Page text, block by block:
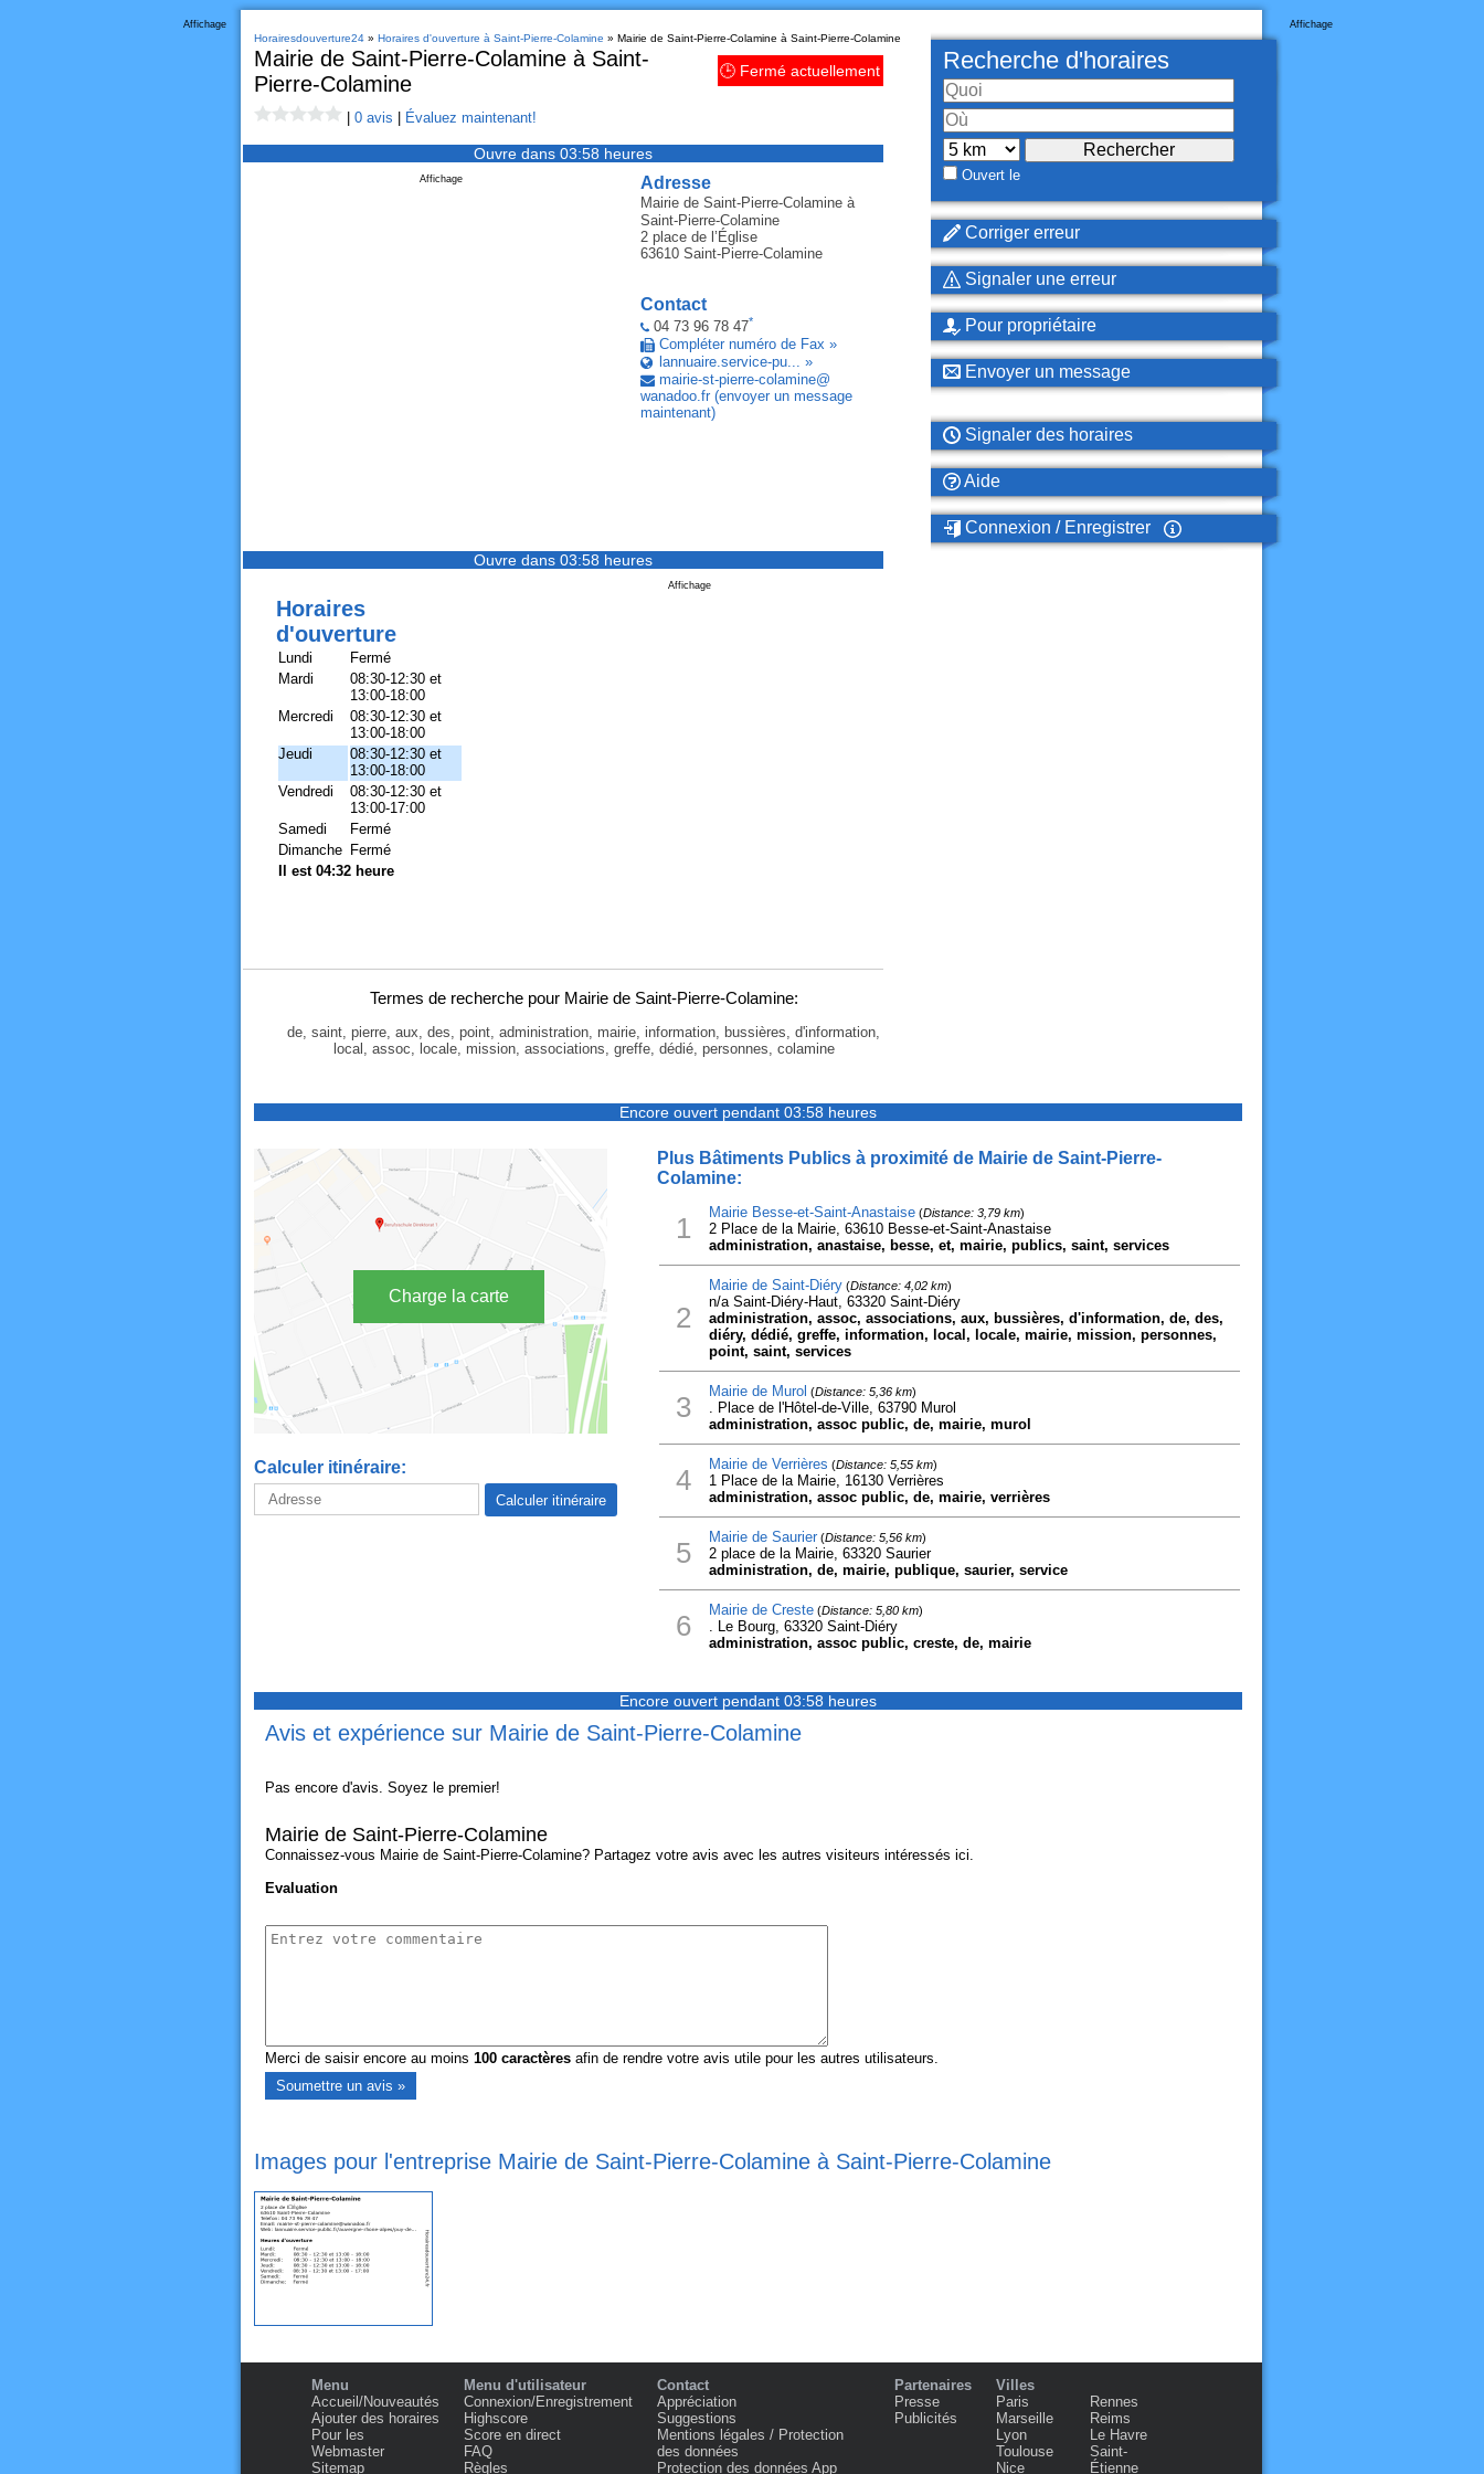
Affichage
Horairesdouverture24» Horaires d'ouverture à Saint-Pierre-Colamine » Mairie de Saint-Pierre-Colamine à Saint-Pierre-Colamine
Mairie de Saint-Pierre-Colamine à Saint-
Pierre-Colamine
🕒 Fermé actuellement
0 avis Évaluez maintenant!
Ouvre dans 03:58 heures
Adresse
Mairie de Saint-Pierre-Colamineà
Saint-Pierre-Colamine
2 place de l’Église
63610 Saint-Pierre-Colamine
Contact
04 73 96 78 47*
Compléter numéro de Fax »
lannuaire.service-pu... »
mairie-st-pierre-colamine@
wanadoo.fr (envoyer un message
maintenant)
Affichage
Ouvre dans 03:58 heures
Affichage
Horaires
d'ouverture
Lundi
Fermé
Mardi
08:30-12:30 et
13:00-18:00
Mercredi
08:30-12:30 et
13:00-18:00
Jeudi
08:30-12:30 et
13:00-18:00
Vendredi
08:30-12:30 et
13:00-17:00
Samedi
Fermé
Dimanche
Fermé
Il est 04:32 heure
Termes de recherche pour Mairie de Saint-Pierre-Colamine:
de, saint, pierre, aux, des, point, administration, mairie, information, bussières, d'information,
local, assoc, locale, mission, associations, greffe, dédié, personnes, colamine
Affichage
Recherche d'horaires
Ouvert le
Corriger erreur
Signaler une erreur
Pour propriétaire
Envoyer un message
Signaler des horaires
Aide
Connexion / Enregistrer
Encore ouvert pendant 03:58 heures
Charge la carte
Calculer itinéraire:
Plus Bâtiments Publics à proximité de Mairie de Saint-Pierre-
Colamine:
1 Mairie Besse-et-Saint-Anastaise(Distance: 3,79 km)
2 Place de la Mairie, 63610 Besse-et-Saint-Anastaise
administration, anastaise, besse, et, mairie, publics, saint, services
2
Mairie de Saint-Diéry(Distance: 4,02 km)
n/a Saint-Diéry-Haut, 63320 Saint-Diéry
administration, assoc, associations, aux, bussières, d'information, de, des,
diéry, dédié, greffe, information, local, locale, mairie, mission, personnes,
point, saint, services
3 Mairie de Murol (Distance: 5,36 km)
. Place de l'Hôtel-de-Ville, 63790 Murol
administration, assoc public, de, mairie, murol
4 Mairie de Verrières (Distance: 5,55 km)
1 Place de la Mairie, 16130 Verrières
administration, assoc public, de, mairie, verrières
5 Mairie de Saurier(Distance: 5,56 km)
2 place de la Mairie, 63320 Saurier
administration, de, mairie, publique, saurier, service
6 Mairie de Creste(Distance: 5,80 km)
. Le Bourg, 63320 Saint-Diéry
administration, assoc public, creste, de, mairie
Encore ouvert pendant 03:58 heures
Avis et expérience sur Mairie de Saint-Pierre-Colamine
Pas encore d'avis. Soyez le premier!
Mairie de Saint-Pierre-Colamine
Connaissez-vous Mairie de Saint-Pierre-Colamine? Partagez votre avis avec les autres visiteurs intéressés ici.
Evaluation
Merci de saisir encore au moins 100caractèresafin de rendre votre avis utile pour les autres utilisateurs.
Images pour l'entreprise Mairie de Saint-Pierre-Colamine à Saint-Pierre-Colamine
Menu
Accueil/Nouveautés
Ajouter des horaires
Pour les
Webmaster
Sitemap
Menu d'utilisateur
Connexion/Enregistrement
Highscore
Score en direct
FAQ
Règles
Contact
Appréciation
Suggestions
Mentions légales / Protection
des données
Protection des données App
Partenaires
Presse
Publicités
Villes
Paris
Marseille
Lyon
Toulouse
Nice
Rennes
Reims
Le Havre
Saint-
Étienne